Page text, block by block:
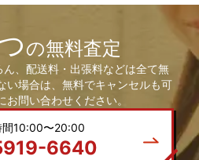
の無料査定
、配送料・出張料などは全て無
い場合は、無料でキャンセルも可
問い合わせください。
間10:00〜20:00
6640